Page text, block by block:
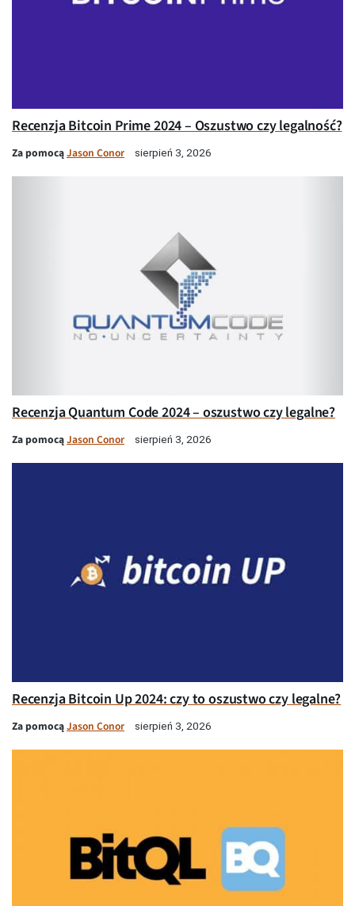
Recenzja Bitcoin Prime 2024 – Oszustwo czy legalność?
Za pomocąJason Conor sierpień 3, 2026
Recenzja Quantum Code 2024 – oszustwo czy legalne?
Za pomocąJason Conor sierpień 3, 2026
Recenzja Bitcoin Up 2024: czy to oszustwo czy legalne?
Za pomocąJason Conor sierpień 3, 2026